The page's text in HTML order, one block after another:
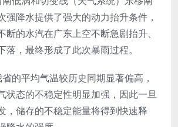
强降水提供了强大的动力抬升条件，
断的水汽在广东上空不断急剧抬升、
落，最终形成了此次暴雨过程。
的平均气温较历史同期显著偏高，
状态的不稳定性明显加强，因此一旦
，储存的不稳定能量将得到快速释